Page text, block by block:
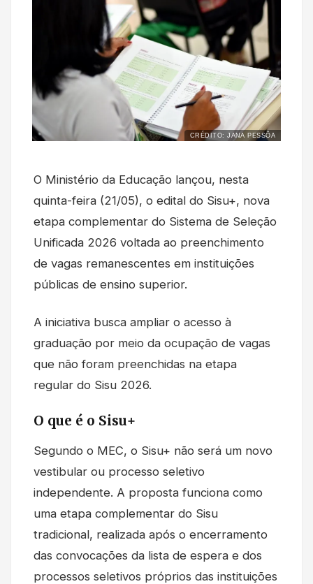
CRÉDITO: JANA PESSÔA
O Ministério da Educação lançou, nesta
quinta-feira (21/05), o edital do Sisu+, nova
etapa complementar do Sistema de Seleção
Unificada 2026 voltada ao preenchimento
de vagas remanescentes em instituições
públicas de ensino superior.
A iniciativa busca ampliar o acesso à
graduação por meio da ocupação de vagas
que não foram preenchidas na etapa
regular do Sisu 2026.
O que é o Sisu+
Segundo o MEC, o Sisu+ não será um novo
vestibular ou processo seletivo
independente. A proposta funciona como
uma etapa complementar do Sisu
tradicional, realizada após o encerramento
das convocações da lista de espera e dos
processos seletivos próprios das instituições